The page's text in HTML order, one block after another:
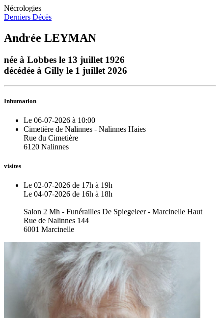
Nécrologies
Derniers Décès
Andrée LEYMAN
née à Lobbes le 13 juillet 1926
décédée à Gilly le 1 juillet 2026
Inhumation
Le 06-07-2026 à 10:00
Cimetière de Nalinnes - Nalinnes Haies
Rue du Cimetière
6120 Nalinnes
visites
Le 02-07-2026 de 17h à 19h
Le 04-07-2026 de 16h à 18h
Salon 2 Mh - Funérailles De Spiegeleer - Marcinelle Haut
Rue de Nalinnes 144
6001 Marcinelle